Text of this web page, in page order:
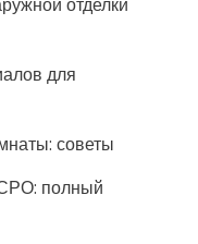
для
советы
СРО: полный